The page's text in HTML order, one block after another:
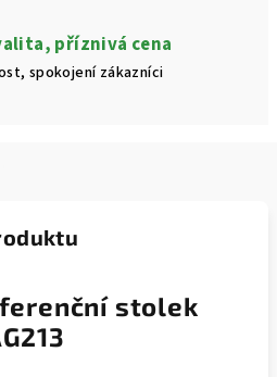
příznivá cena
spokojení zákazníci
stolek